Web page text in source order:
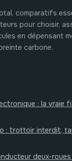
comparatifs
pour choisir,
en dépensant
carbone.
: la vraie
: trottoir interdit,
deux-roues